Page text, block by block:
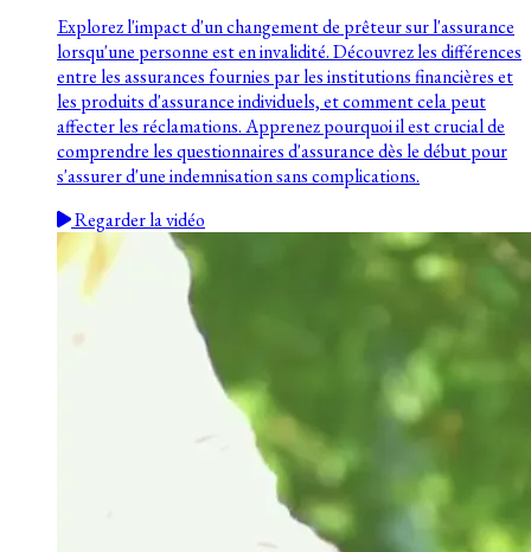
Explorez l'impact d'un changement de prêteur sur l'assurance
lorsqu'une personne est en invalidité. Découvrez les différences
entre les assurances fournies par les institutions financières et
les produits d'assurance individuels, et comment cela peut
affecter les réclamations. Apprenez pourquoi il est crucial de
comprendre les questionnaires d'assurance dès le début pour
s'assurer d'une indemnisation sans complications.
Regarder la vidéo